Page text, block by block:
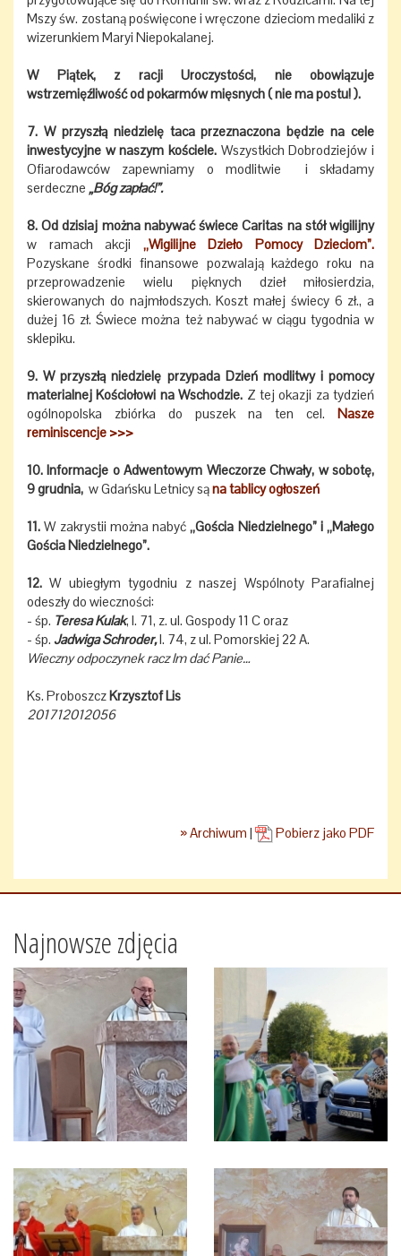
Mszy św. zostaną poświęcone i wręczone dzieciom medaliki z
wizerunkiem Maryi Niepokalanej.
W Piątek, z racji Uroczystości, nie obowiązuje
wstrzemięźliwość od pokarmów mięsnych ( nie ma postu! ).
7. W przyszłą niedzielę taca przeznaczona będzie na cele
inwestycyjne w naszym kościele. Wszystkich Dobrodziejów i
Ofiarodawców zapewniamy o modlitwie i składamy
serdeczne „Bóg zapłać!”.
8. Od dzisiaj można nabywać świece Caritas na stół wigilijny
w ramach akcji „Wigilijne Dzieło Pomocy Dzieciom”.
Pozyskane środki finansowe pozwalają każdego roku na
przeprowadzenie wielu pięknych dzieł miłosierdzia,
skierowanych do najmłodszych. Koszt małej świecy 6 zł., a
dużej 16 zł. Świece można też nabywać w ciągu tygodnia w
sklepiku.
9. W przyszłą niedzielę przypada Dzień modlitwy i pomocy
materialnej Kościołowi na Wschodzie. Z tej okazji za tydzień
ogólnopolska zbiórka do puszek na ten cel. Nasze
reminiscencje >>>
10. Informacje o Adwentowym Wieczorze Chwały, w sobotę,
9 grudnia, w Gdańsku Letnicy sąna tablicy ogłoszeń
11. W zakrystii można nabyć„Gościa Niedzielnego” i „Małego
Gościa Niedzielnego”.
12. W ubiegłym tygodniu z naszej Wspólnoty Parafialnej
odeszły do wieczności:
- śp. Teresa Kulak, l. 71, z. ul. Gospody 11 C oraz
- śp. Jadwiga Schroder,l. 74, z ul. Pomorskiej 22 A.
Wieczny odpoczynek racz Im dać Panie…
Ks. Proboszcz Krzysztof Lis
201712012056
» Archiwum | Pobierz jako PDF
Najnowsze zdjęcia